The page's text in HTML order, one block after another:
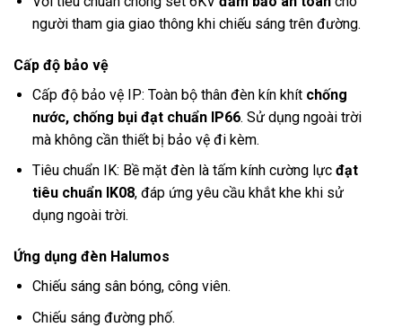
người tham gia giao thông khi chiếu sáng trên đường.
Cấp độ bảo vệ
Cấp độ bảo vệ IP: Toàn bộ thân đèn kín khít chống
nước, chống bụi đạt chuẩn IP66. Sử dụng ngoài trời
mà không cần thiết bị bảo vệ đi kèm.
Tiêu chuẩn IK: Bề mặt đèn là tấm kính cường lực đạt
tiêu chuẩn IK08, đáp ứng yêu cầu khắt khe khi sử
dụng ngoài trời.
Ứng dụng đèn Halumos
Chiếu sáng sân bóng, công viên.
Chiếu sáng đường phố.